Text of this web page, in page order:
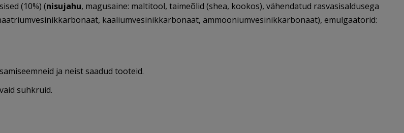
(10%) (nisujahu, magusaine: maltitool, taimeõlid (shea, kookos), vähendatud rasvasisaldusega
kaaliumvesinikkarbonaat, ammooniumvesinikkarbonaat), emulgaatorid:
ja neist saadud tooteid.
suhkruid.